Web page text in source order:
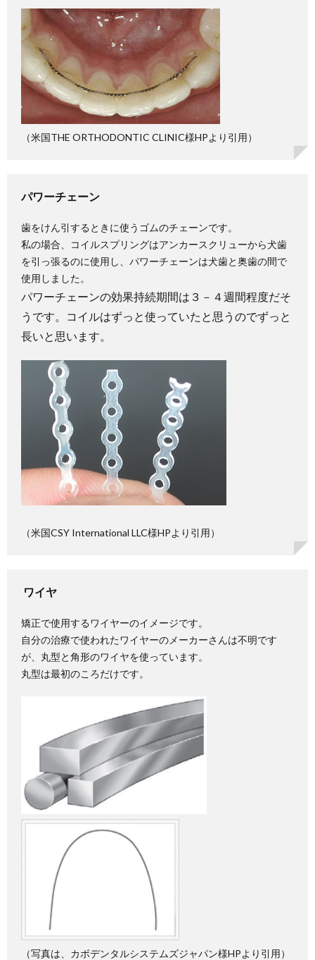
（米国THE ORTHODONTIC CLINIC様HPより引用）
パワーチェーン
歯をけん引するときに使うゴムのチェーンです。
私の場合、コイルスプリングはアンカースクリューから犬歯
を引っ張るのに使用し、パワーチェーンは犬歯と奥歯の間で
使用しました。
パワーチェーンの効果持続期間は３－４週間程度だそ
うです。コイルはずっと使っていたと思うのでずっと
長いと思います。
（米国CSY International LLC様HPより引用）
ワイヤ
矯正で使用するワイヤーのイメージです。
自分の治療で使われたワイヤーのメーカーさんは不明です
が、丸型と角形のワイヤを使っています。
丸型は最初のころだけです。
（写真は、カボデンタルシステムズジャパン様HPより引用）